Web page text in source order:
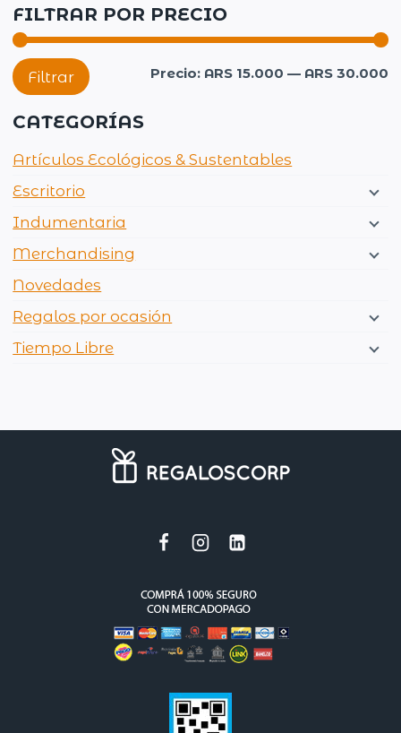
FILTRAR POR PRECIO
Filtrar Precio: ARS 15.000 — ARS 30.000
CATEGORÍAS
Artículos Ecológicos & Sustentables
Escritorio
Indumentaria
Merchandising
Novedades
Regalos por ocasión
Tiempo Libre